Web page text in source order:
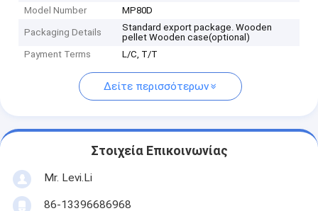
Model Number MP80D
Packaging Details
Standard export package. Wooden
pellet Wooden case(optional)
Payment Terms
L/C, T/T
Δείτε περισσότερων
Στοιχεία Επικοινωνίας
Mr. Levi.Li
86-13396686968